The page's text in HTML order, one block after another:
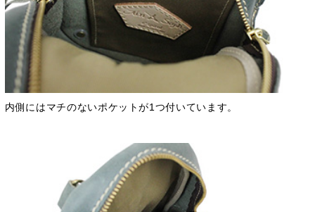
内側にはマチのないポケットが1つ付いています。